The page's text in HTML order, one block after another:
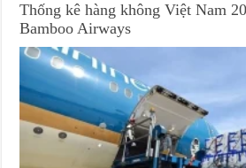
Thống kê hàng không Việt Nam
Bamboo Airways